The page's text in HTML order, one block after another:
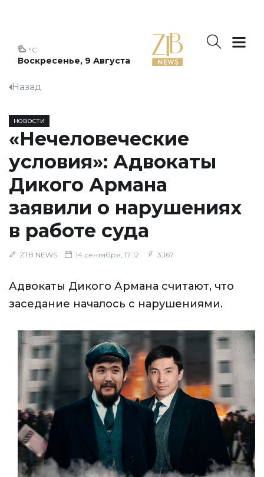
Воскресенье, 9 Августа
°C
Назад
НОВОСТИ
«Нечеловеческие
условия»: Адвокаты
Дикого Армана
заявили о нарушениях
в работе суда
ZTB NEWS 14 сентября, 17:12 3,167
Адвокаты Дикого Армана считают, что
заседание началось с нарушениями.